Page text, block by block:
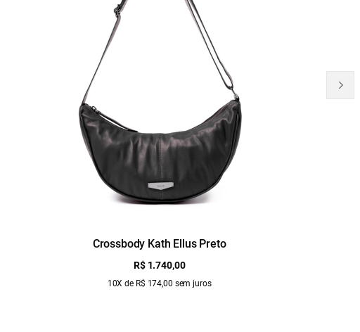
Crossbody Kath Ellus Preto
R$ 1.740,00
10X de R$ 174,00 sem juros